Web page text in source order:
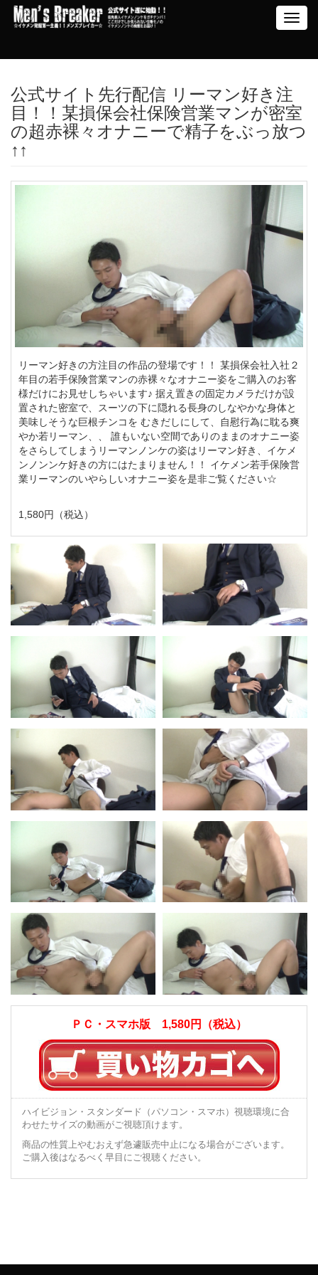
公式サイト先行配信 リーマン好き注
目！！某損保会社保険営業マンが密室
の超赤裸々オナニーで精子をぶっ放つ
↑↑
リーマン好きの方注目の作品の登場です！！ 某損保会社入社２
年目の若手保険営業マンの赤裸々なオナニー姿をご購入のお客
様だけにお見せしちゃいます♪ 据え置きの固定カメラだけが設
置された密室で、スーツの下に隠れる長身のしなやかな身体と
美味しそうな巨根チンコを むきだしにして、自慰行為に耽る爽
やか若リーマン、、 誰もいない空間でありのままのオナニー姿
をさらしてしまうリーマンノンケの姿はリーマン好き、イケメ
ンノンンケ好きの方にはたまりません！！ イケメン若手保険営
業リーマンのいやらしいオナニー姿を是非ご覧ください☆
1,580円（税込）
ＰＣ・スマホ版 1,580円（税込）
ハイビジョン・スタンダード（パソコン・スマホ）視聴環境に合
わせたサイズの動画がご視聴頂けます。
商品の性質上やむおえず急遽販売中止になる場合がございます。
ご購入後はなるべく早目にご視聴ください。